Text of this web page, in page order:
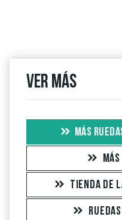
Ver más
MÁS
TIENDA DE